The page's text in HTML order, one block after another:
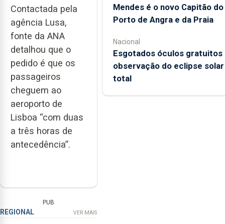
Contactada pela
agência Lusa,
fonte da ANA
detalhou que o
pedido é que os
passageiros
cheguem ao
aeroporto de
Lisboa “com duas
a três horas de
antecedência”.
PUB
REGIONAL VER MAIS
Mendes é o novo Capitão do
Porto de Angra e da Praia
Nacional
Esgotados óculos gratuitos
observação do eclipse solar
total